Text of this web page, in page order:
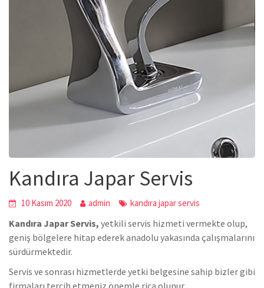
Kandıra Japar Servis
10 Kasım 2020 admin kandıra japar servis
Kandıra Japar Servis, yetkili servis hizmeti vermekte olup,
geniş bölgelere hitap ederek anadolu yakasında çalışmalarını
sürdürmektedir.
Servis ve sonrası hizmetlerde yetki belgesine sahip bizler gibi
firmaları tercih etmeniz önemle rica olunur.